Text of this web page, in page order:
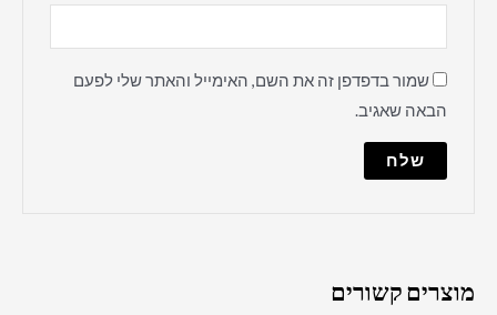
שמור בדפדפן זה את השם, האימייל והאתר שלי לפעם
הבאה שאגיב.
מוצרים קשורים